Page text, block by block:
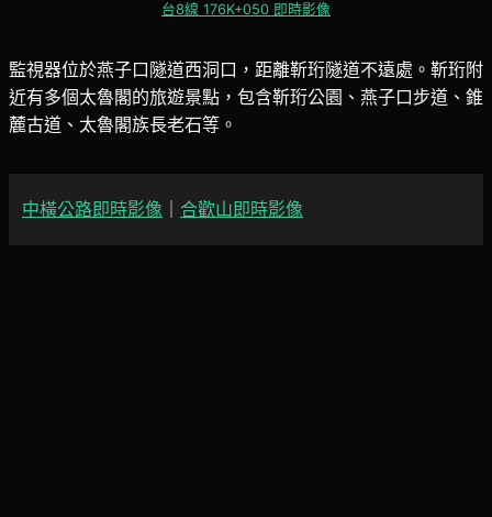
台8線 176K+050 即時影像
監視器位於燕子口隧道西洞口，距離靳珩隧道不遠處。靳珩附
近有多個太魯閣的旅遊景點，包含靳珩公園、燕子口步道、錐
麓古道、太魯閣族長老石等。
中橫公路即時影像 合歡山即時影像